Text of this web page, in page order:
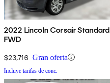
2022 Lincoln Corsair Standard
FWD
$23,716 Gran oferta
Incluye tarifas de conc.